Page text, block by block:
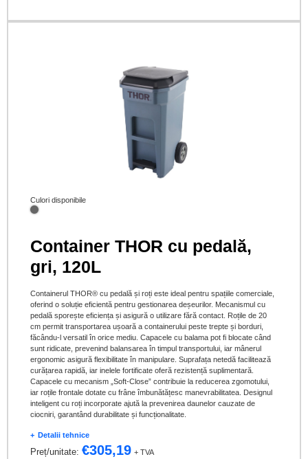
Culori disponibile
Container THOR cu pedală,
gri, 120L
Containerul THOR® cu pedală și roți este ideal pentru spațiile comerciale,
oferind o soluție eficientă pentru gestionarea deșeurilor. Mecanismul cu
pedală sporește eficiența și asigură o utilizare fără contact. Roțile de 20
cm permit transportarea ușoară a containerului peste trepte și borduri,
făcându-l versatil în orice mediu. Capacele cu balama pot fi blocate când
sunt ridicate, prevenind balansarea în timpul transportului, iar mânerul
ergonomic asigură flexibilitate în manipulare. Suprafața netedă facilitează
curățarea rapidă, iar inelele fortificate oferă rezistență suplimentară.
Capacele cu mecanism „Soft-Close” contribuie la reducerea zgomotului,
iar roțile frontale dotate cu frâne îmbunătățesc manevrabilitatea. Designul
inteligent cu roți incorporate ajută la prevenirea daunelor cauzate de
ciocniri, garantând durabilitate și funcționalitate.
Detalii tehnice
Preț/unitate: €305,19 + TVA